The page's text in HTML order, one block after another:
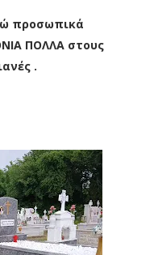
προσωπικά
ΠΟΛΛΑ στους
.